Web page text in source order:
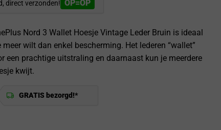
direct verzonden! OP=OP
Nord 3 Wallet Hoesje Vintage Leder Bruin is ideaal
wilt dan enkel bescherming. Het lederen “wallet”
een prachtige uitstraling en daarnaast kun je meerdere
kwijt.
GRATIS bezorgd!*
Nord 3 Wallet Hoesje Vintage Leder Bruin aantal